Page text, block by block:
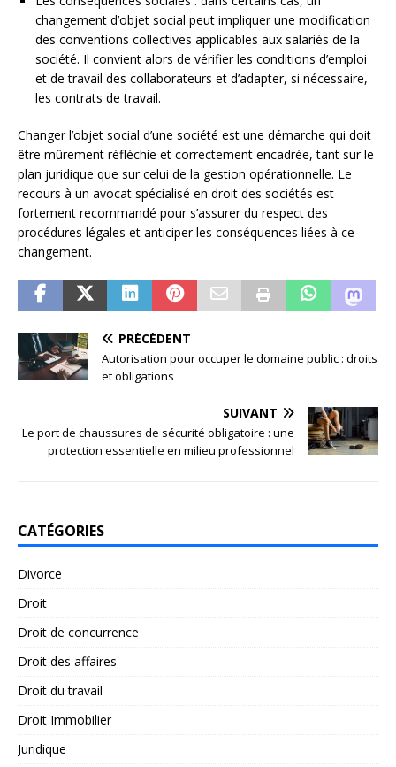
changement d’objet social peut impliquer une modification
des conventions collectives applicables aux salariés de la
société. Il convient alors de vérifier les conditions d’emploi
et de travail des collaborateurs et d’adapter, si nécessaire,
les contrats de travail.
Changer l’objet social d’une société est une démarche qui doit
être mûrement réfléchie et correctement encadrée, tant sur le
plan juridique que sur celui de la gestion opérationnelle. Le
recours à un avocat spécialisé en droit des sociétés est
fortement recommandé pour s’assurer du respect des
procédures légales et anticiper les conséquences liées à ce
changement.
PRÉCÉDENT
Autorisation pour occuper le domaine public : droits
et obligations
SUIVANT
Le port de chaussures de sécurité obligatoire : une
protection essentielle en milieu professionnel
CATÉGORIES
Divorce
Droit
Droit de concurrence
Droit des affaires
Droit du travail
Droit Immobilier
Juridique